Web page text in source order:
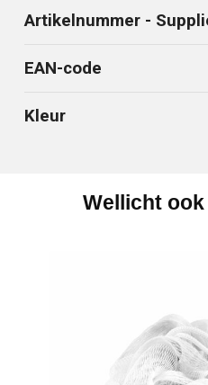
Artikelnummer -
EAN-code
Kleur
Wellicht